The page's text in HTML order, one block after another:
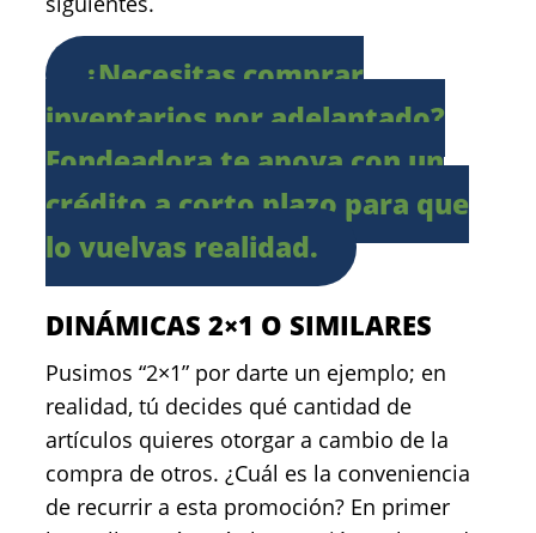
¿Necesitas comprar
inventarios por adelantado?
Fondeadora te apoya con un
crédito a corto plazo para que
lo vuelvas realidad.
DINÁMICAS 2×1 O SIMILARES
Pusimos “2×1” por darte un ejemplo; en
realidad, tú decides qué cantidad de
artículos quieres otorgar a cambio de la
compra de otros. ¿Cuál es la conveniencia
de recurrir a esta promoción? En primer